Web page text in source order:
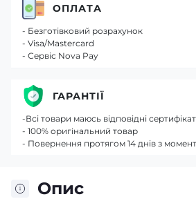
Опис
ОПЛАТА
- Безготівковий розрахунок
- Visa/Mastercard
- Сервіс Nova Pay
ГАРАНТІЇ
-Всі товари маюсь відповідні
- 100% оригінальний товар
- Повернення протягом 14 днів з